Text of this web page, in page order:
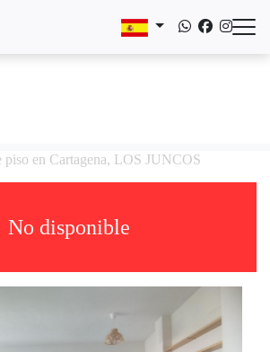
piso en Cartagena, LOS JUNCOS
No disponible